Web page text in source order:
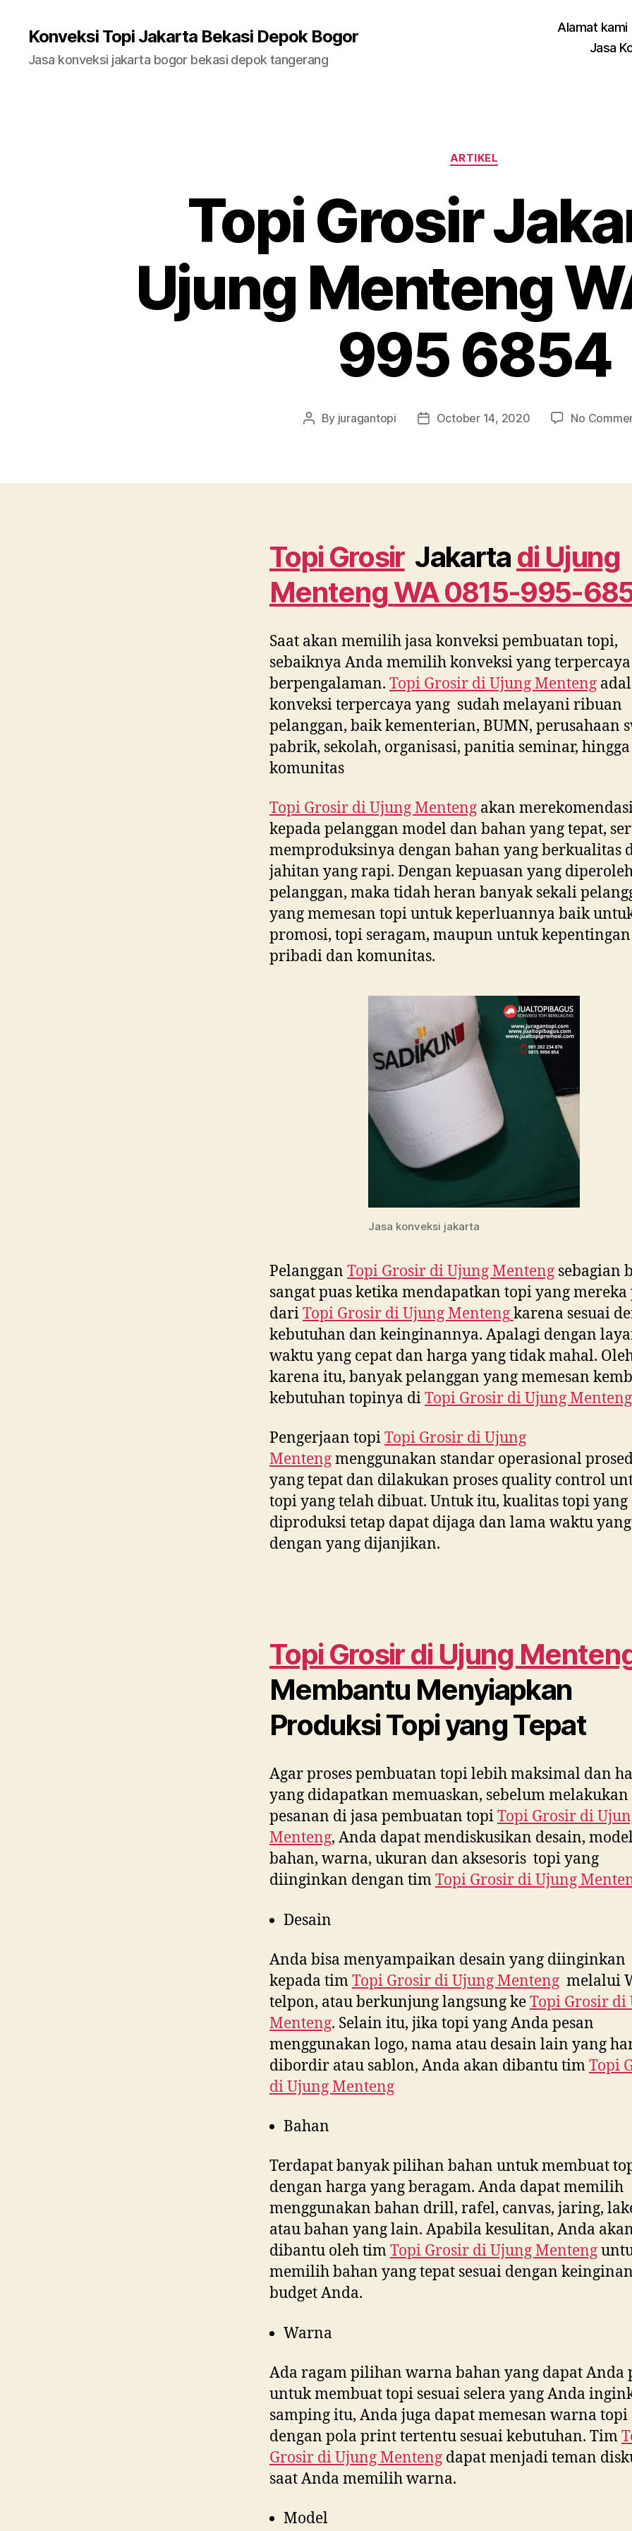
Konveksi Topi Jakarta Bekasi Depok Bogor
Jasa konveksi jakarta bogor bekasi depok tangerang
Alamat kami
Jasa
Categories
ARTIKEL
Topi Grosir
Ujung Menteng
995 6854
Post
By juragantopi
PostOctober 14, 2020 No
Topi GrosirJakarta di Ujung
MentengWA 0815-995-
Saat akan memilih jasa konveksi pembuatan topi,
sebaiknya Anda memilih konveksi yang
berpengalaman. Topi Grosir diUjung Menteng
konveksi terpercaya yang sudah melayani ribuan
pelanggan, baik kementerian, BUMN, perusahaan
pabrik, sekolah, organisasi, panitia seminar, hingga
komunitas
Topi Grosir diUjung Menteng akan
kepada pelanggan model dan bahan yang tepat,
memproduksinya dengan bahan yang berkualitas
jahitan yang rapi. Dengan kepuasan yang
pelanggan, maka tidah heran banyak sekali
yang memesan topi untuk keperluannya baik
promosi, topi seragam, maupun untuk kepentingan
pribadi dan komunitas.
Jasa konveksi jakarta
Pelanggan Topi Grosir diUjung Menteng sebagian
sangat puas ketika mendapatkan topi yang mereka
dariTopi Grosir diUjung Mentengkarena sesuai
kebutuhan dan keinginannya. Apalagi dengan
waktu yang cepat dan harga yang tidak mahal.
karena itu, banyak pelanggan yang memesan
kebutuhan topinya diTopi Grosir diUjung Menteng
Pengerjaan topiTopi Grosir diUjung
Mentengmenggunakan standar operasional
yang tepat dan dilakukan proses quality control
topi yang telah dibuat. Untuk itu, kualitas topi yang
diproduksi tetap dapat dijaga dan lama waktu yang
dengan yang dijanjikan.
Topi Grosir di Ujung
Membantu Menyiapkan
Produksi Topi yang Tepat
Agar proses pembuatan topi lebih maksimal dan
yang didapatkan memuaskan, sebelum melakukan
pesanan di jasa pembuatan topiTopi Grosir di
Menteng, Anda dapat mendiskusikan desain,
bahan, warna, ukuran dan aksesoris topi yang
diinginkan dengan timTopi Grosir diUjung
Desain
Anda bisa menyampaikan desain yang diinginkan
kepada timTopi Grosir diUjung Menteng melalui
telpon, atau berkunjung langsung keTopi Grosir di
Menteng. Selain itu, jika topi yang Anda pesan
menggunakan logo, nama atau desain lain yang
dibordir atau sablon, Anda akan dibantu timTopi
diUjung Menteng
Bahan
Terdapat banyak pilihan bahan untuk membuat
dengan harga yang beragam. Anda dapat memilih
menggunakan bahan drill, rafel, canvas, jaring,
atau bahan yang lain. Apabila kesulitan, Anda
dibantu oleh timTopi Grosir diUjung Menteng
memilih bahan yang tepat sesuai dengan
budget Anda.
Warna
Ada ragam pilihan warna bahan yang dapat Anda
untuk membuat topi sesuai selera yang Anda
samping itu, Anda juga dapat memesan warna topi
dengan pola print tertentu sesuai kebutuhan. Tim
Grosir diUjung Menteng dapat menjadi teman
saat Anda memilih warna.
Model